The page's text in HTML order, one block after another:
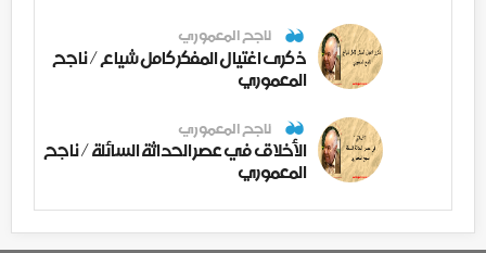
ناجح المعموري
ذكرى اغتيال المفكر كامل شياع / ناجح
المعموري
ناجح المعموري
الأخلاق في عصر الحداثة السائلة / ناجح
المعموري